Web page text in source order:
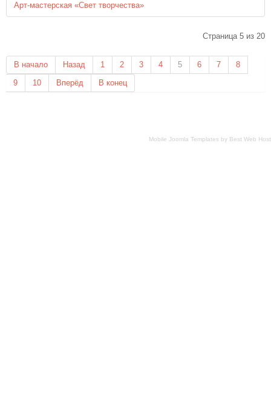
Mobile Joomla Templates by Best Web Host
Арт-мастерская «Свет творчества»
Страница 5 из 20
В начало Назад 1 2 3 4 5 6 7
8
9
10 Вперёд В конец